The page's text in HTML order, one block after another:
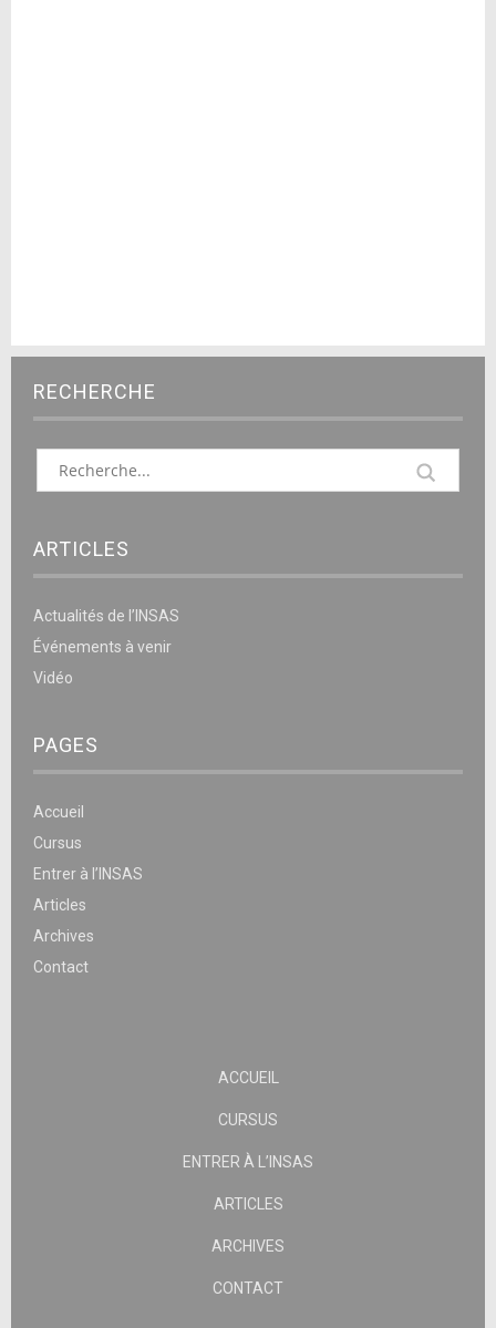
RECHERCHE
ARTICLES
Actualités de l’INSAS
Événements à venir
Vidéo
PAGES
Accueil
Cursus
Entrer à l’INSAS
Articles
Archives
Contact
ACCUEIL
CURSUS
ENTRER À L’INSAS
ARTICLES
ARCHIVES
CONTACT